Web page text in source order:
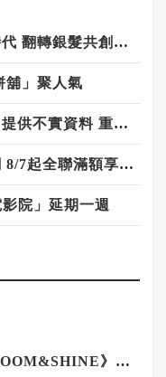
「慈濟五夠力」智啟長照新時代 翻轉銀髮共創再青春
舖」聚人氣
苦茶油苯駢芘超標！威加公司提供不實資料 重罰300萬元
挺職棒跨界吃臺南虱目魚熱潮 8/7起全聯滿額享優惠
院」延期一週
文化廣告超強 AI製作MV《BOOM&SHINE》登場！